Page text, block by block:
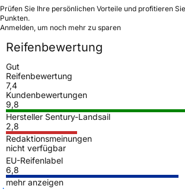
Prüfen Sie Ihre persönlichen Vorteile und profitieren
Punkten.
Anmelden, um noch mehr zu sparen
Reifenbewertung
Gut
Reifenbewertung
7,4
Kundenbewertungen
9,8
Hersteller Sentury-Landsail
2,8
Redaktionsmeinungen
nicht verfügbar
EU-Reifenlabel
6,8
mehr anzeigen